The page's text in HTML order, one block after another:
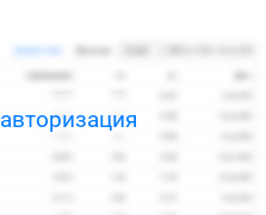
авторизация